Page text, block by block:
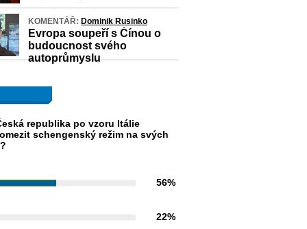
KOMENTÁŘ: Dominik Rusinko
Evropa soupeří s Čínou o
budoucnost svého
autoprůmyslu
republika po vzoru Itálie
schengenský režim na svých
56%
22%